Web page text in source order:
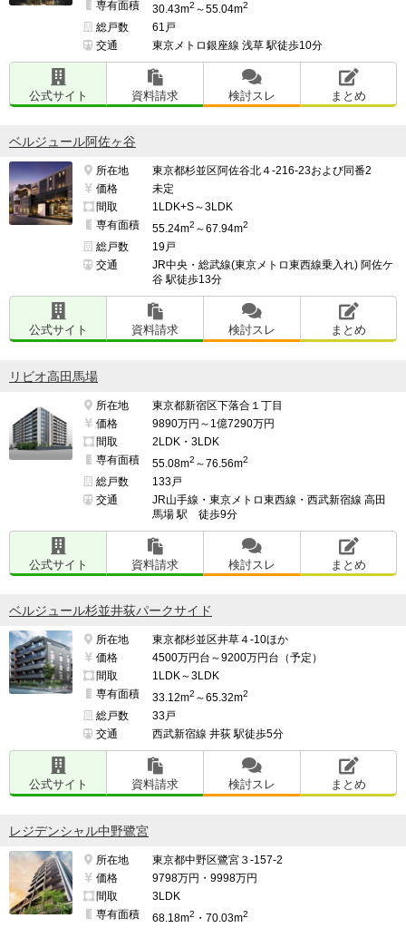
専有面積 30.43m2 ～55.04m2
総戸数
61戸
交通
東京メトロ銀座線 浅草 駅徒歩10分
公式サイト 資料請求 検討スレ まとめ
ベルジュール阿佐ヶ谷
所在地
東京都杉並区阿佐谷北４-216-23および同番2
価格
未定
間取
1LDK+S～3LDK
専有面積
55.24m2 ～67.94m2
総戸数
19戸
交通
JR中央・総武線(東京メトロ東西線乗入れ) 阿佐ケ
谷 駅徒歩13分
公式サイト 資料請求 検討スレ まとめ
リビオ高田馬場
所在地
東京都新宿区下落合１丁目
価格
9890万円～1億7290万円
間取
2LDK・3LDK
専有面積
55.08m2 ～76.56m2
総戸数
133戸
交通
JR山手線・東京メトロ東西線・西武新宿線 高田
馬場 駅 徒歩9分
公式サイト 資料請求 検討スレ まとめ
ベルジュール杉並井荻パークサイド
所在地
東京都杉並区井草４-10ほか
価格
4500万円台～9200万円台（予定）
間取
1LDK～3LDK
専有面積
33.12m2 ～65.32m2
総戸数
33戸
交通
西武新宿線 井荻 駅徒歩5分
公式サイト 資料請求 検討スレ まとめ
レジデンシャル中野鷺宮
所在地
東京都中野区鷺宮３-157-2
価格
9798万円・9998万円
間取
3LDK
専有面積
68.18m2 ・70.03m2